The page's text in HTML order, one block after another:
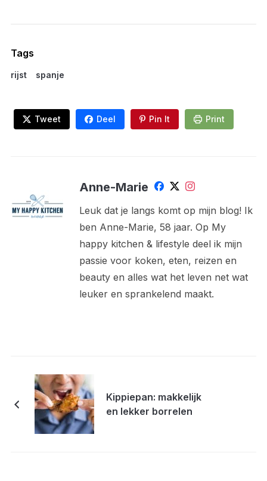
Tags
rijst spanje
Tweet Deel Pin It Print
Anne-Marie
Leuk dat je langs komt op mijn blog! Ik
ben Anne-Marie, 58 jaar. Op My
happy kitchen & lifestyle deel ik mijn
passie voor koken, eten, reizen en
beauty en alles wat het leven net wat
leuker en sprankelend maakt.
Kippiepan: makkelijk
en lekker borrelen